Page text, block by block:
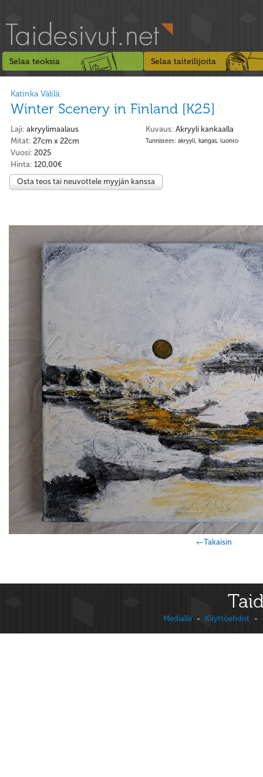
Selaa teoksia Selaa taiteilijoita
Katinka Välilä:
Winter Scenery in Finland [K25]
Kuvaus: Akryyli kankaalla
Tunnisteet: akryyli, kangas, luonto
Laji: akryylimaalaus
Mitat: 27cm x 22cm
Vuosi: 2025
Hinta: 120,00€
Osta teos tai neuvottele myyjän kanssa
←Takaisin
Medialle - Käyttöehdot -